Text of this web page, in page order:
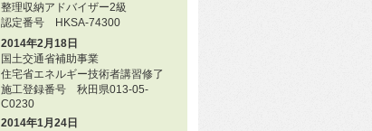
整理収納アドバイザー2級
認定番号 HKSA-74300
2014年2月18日
国土交通省補助事業
住宅省エネルギー技術者講習修了
施工登録番号 秋田県013-05-
C0230
2014年1月24日